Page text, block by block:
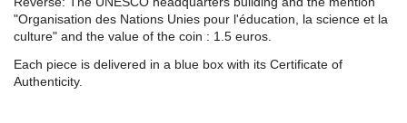
"Organisation des Nations Unies pour l'éducation, la science et la
culture" and the value of the coin : 1.5 euros.
Each piece is delivered in a blue box with its Certificate of
Authenticity.